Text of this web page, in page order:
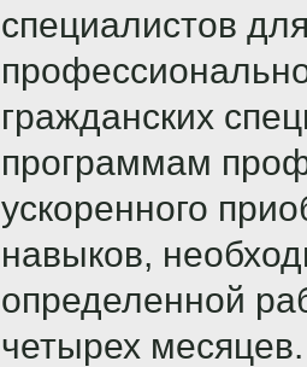
специалистов
гражданских
программам
ускоренного
навыков,
определенной
четырех месяцев.